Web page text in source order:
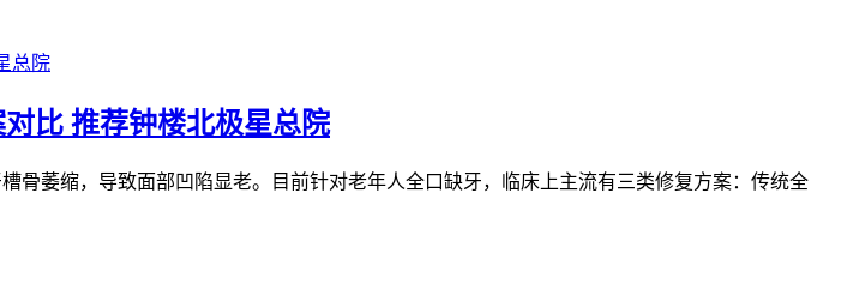
比 推荐钟楼北极星总院
骨萎缩，导致面部凹陷显老。目前针对老年人全口缺牙，临床上主流有三类修复方案：传统全